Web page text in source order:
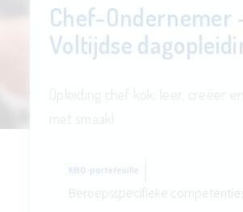
Chef-Ondernemer
Voltijdse
KMO-portefeuille
Beroepsspecifieke